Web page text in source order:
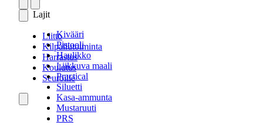
Lajit
Kivääri
Pistooli
Haulikko
Liikkuva maali
Practical
Siluetti
Kasa-ammunta
Mustaruuti
PRS
Liitto
Kilpailutoiminta
Harrastus
Koulutus
Seuroille